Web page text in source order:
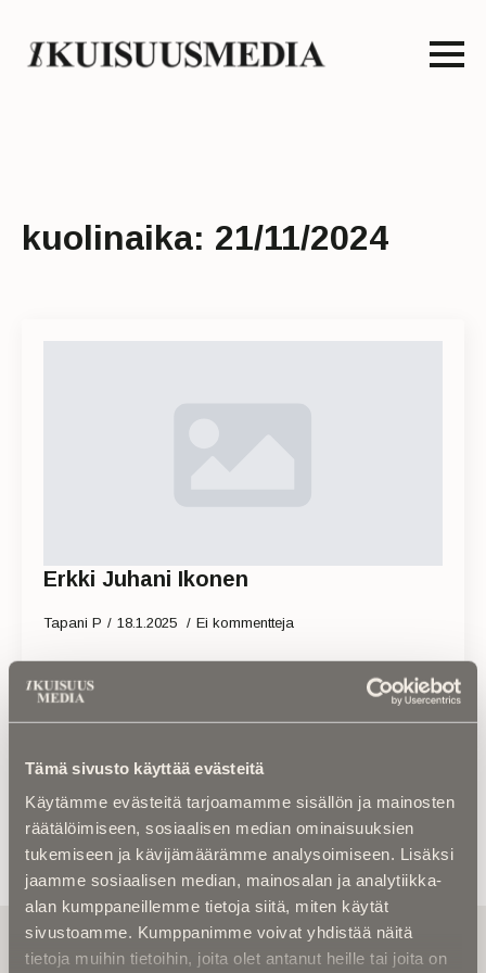
Tämä sivusto käyttää evästeitä
Käytämme evästeitä tarjoamamme sisällön ja mainosten
räätälöimiseen, sosiaalisen median ominaisuuksien
tukemiseen ja kävijämäärämme analysoimiseen. Lisäksi
jaamme sosiaalisen median, mainosalan ja analytiikka-
alan kumppaneillemme tietoja siitä, miten käytät
sivustoamme. Kumppanimme voivat yhdistää näitä
tietoja muihin tietoihin, joita olet antanut heille tai joita on
kuolinaika: 21/11/2024
Erkki Juhani Ikonen
Tapani P 18.1.2025 Ei kommentteja
Read more
Tilaa uutiskirje - Pääset heti parhaiden
artikkelien pariin!